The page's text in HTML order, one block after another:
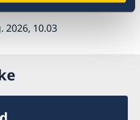
2026, 10.03